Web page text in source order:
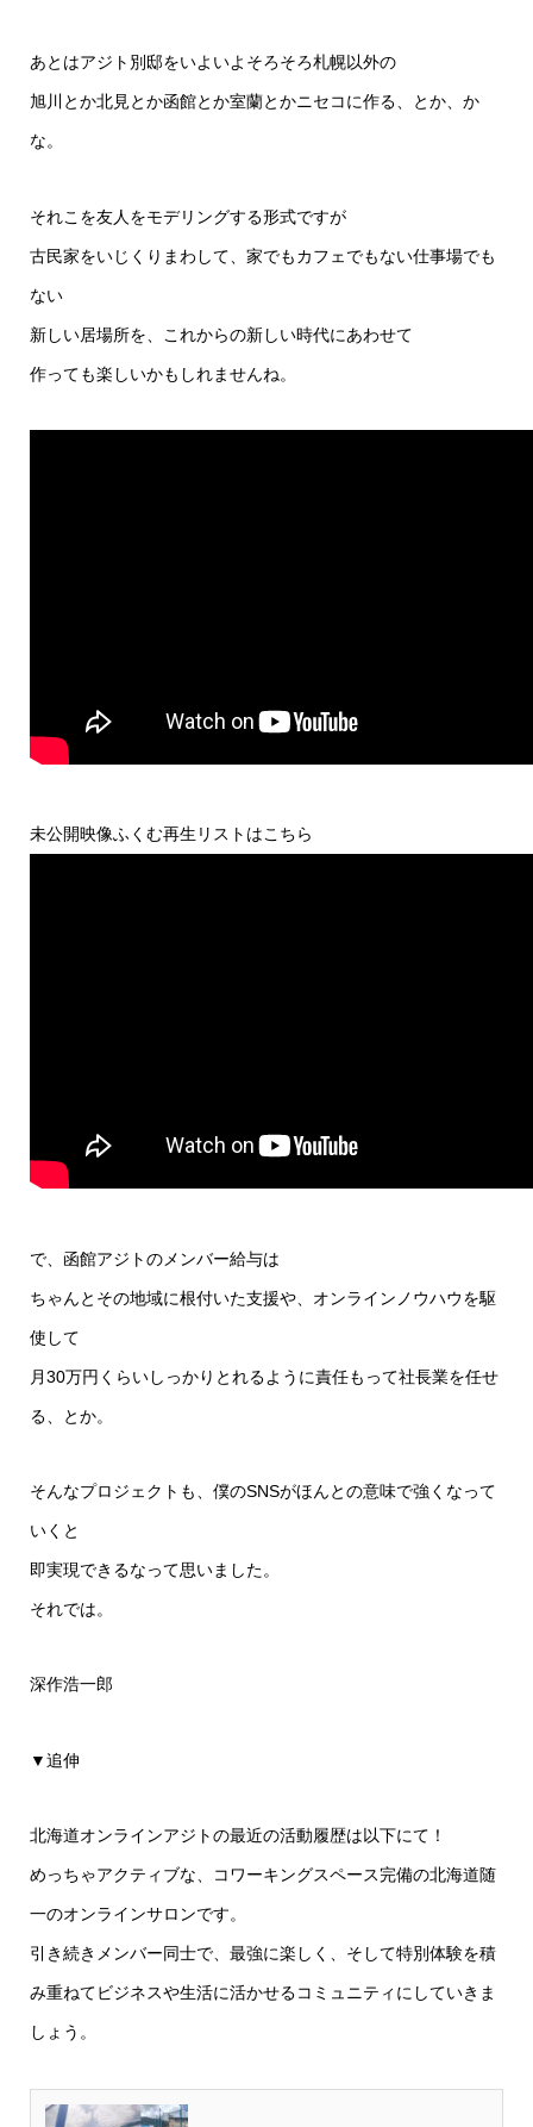
あとはアジト別邸をいよいよそろそろ札幌以外の
旭川とか北見とか函館とか室蘭とかニセコに作る、とか、か
な。
それこを友人をモデリングする形式ですが
古民家をいじくりまわして、家でもカフェでもない仕事場でも
ない
新しい居場所を、これからの新しい時代にあわせて
作っても楽しいかもしれませんね。
未公開映像ふくむ再生リストはこちら
で、函館アジトのメンバー給与は
ちゃんとその地域に根付いた支援や、オンラインノウハウを駆
使して
月30万円くらいしっかりとれるように責任もって社長業を任せ
る、とか。
そんなプロジェクトも、僕のSNSがほんとの意味で強くなって
いくと
即実現できるなって思いました。
それでは。
深作浩一郎
▼追伸
北海道オンラインアジトの最近の活動履歴は以下にて！
めっちゃアクティブな、コワーキングスペース完備の北海道随
一のオンラインサロンです。
引き続きメンバー同士で、最強に楽しく、そして特別体験を積
み重ねてビジネスや生活に活かせるコミュニティにしていきま
しょう。